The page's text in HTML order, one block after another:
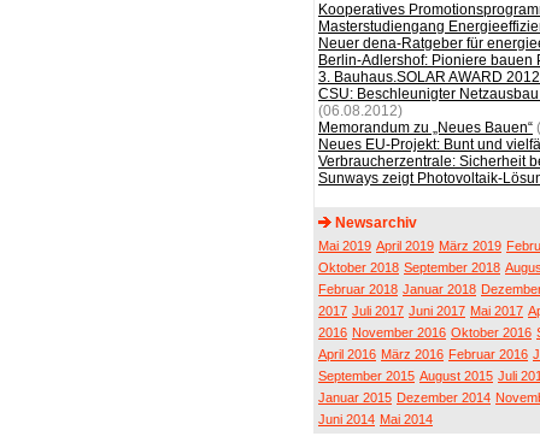
Kooperatives
Masterstudiengang
Neuer dena-Ratgeber für
Berlin-Adlershof: Pioniere
3. Bauhaus.SOLAR AWARD
CSU: Beschleunigter
(06.08.2012)
Memorandum zu „Neues Bauen“
Neues EU-Projekt: Bunt und
Verbraucherzentrale: Sicherheit
Sunways zeigt Photovoltaik-
Newsarchiv
Mai 2019 April 2019 März 2019
Oktober 2018 September 2018
Februar 2018 Januar 2018
2017 Juli 2017 Juni 2017 Mai 2017
2016 November 2016 Oktober 2016
April 2016 März 2016 Februar 2016
September 2015 August 2015 Juli
Januar 2015 Dezember 2014
Juni 2014 Mai 2014